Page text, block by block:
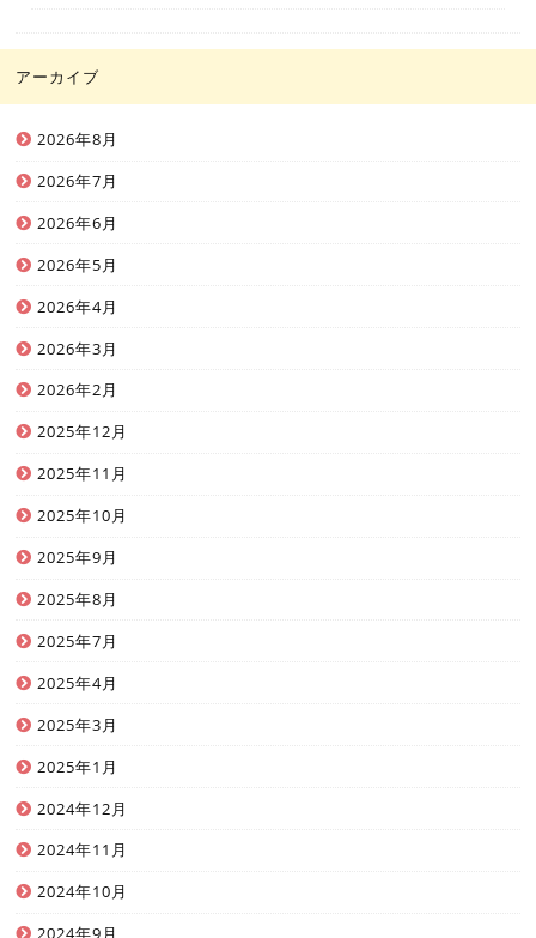
アーカイブ
2026年8月
2026年7月
2026年6月
2026年5月
2026年4月
2026年3月
2026年2月
2025年12月
2025年11月
2025年10月
2025年9月
2025年8月
2025年7月
2025年4月
2025年3月
2025年1月
2024年12月
2024年11月
2024年10月
2024年9月